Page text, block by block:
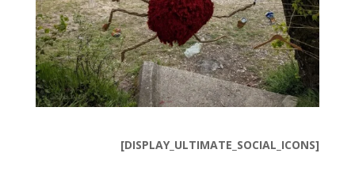
[DISPLAY_ULTIMATE_SOCIAL_ICONS]